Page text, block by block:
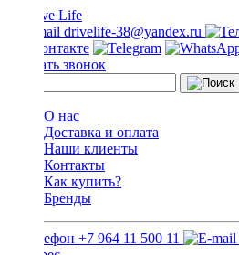
drivelife-38@yandex.ru
Заказать звонок
О нас
Доставка и оплата
Наши клиенты
Контакты
Как купить?
Бренды
+7 964 11 500 11